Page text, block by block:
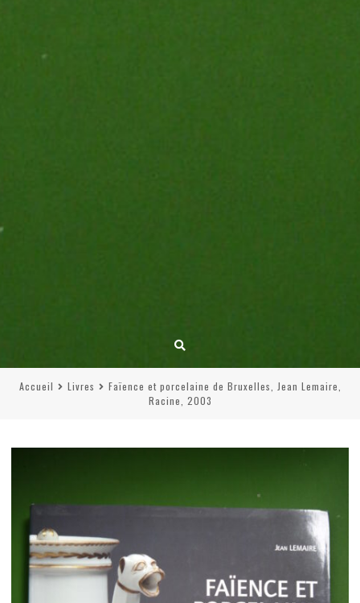
Accueil Livres
Faïence et porcelaine de Bruxelles, Jean Lemaire,
Racine, 2003